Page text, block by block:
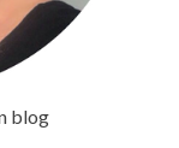
blog